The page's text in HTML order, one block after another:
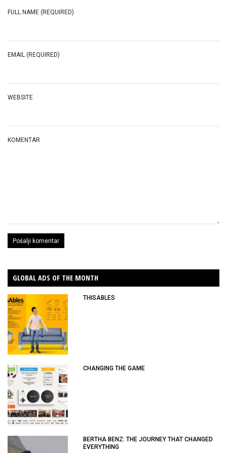
FULL NAME (REQUIRED)
EMAIL (REQUIRED)
WEBSITE
KOMENTAR
GLOBAL ADS OF THE MONTH
THISABLES
CHANGING THE GAME
BERTHA BENZ: THE JOURNEY THAT CHANGED
EVERYTHING